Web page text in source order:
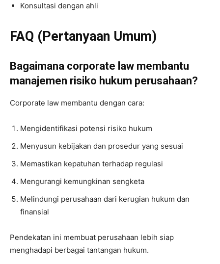
Konsultasi dengan ahli
FAQ (Pertanyaan Umum)
Bagaimana corporate law membantu
manajemen risiko hukum perusahaan?
Corporate law membantu dengan cara:
Mengidentifikasi potensi risiko hukum
Menyusun kebijakan dan prosedur yang sesuai
Memastikan kepatuhan terhadap regulasi
Mengurangi kemungkinan sengketa
Melindungi perusahaan dari kerugian hukum dan
finansial
Pendekatan ini membuat perusahaan lebih siap
menghadapi berbagai tantangan hukum.